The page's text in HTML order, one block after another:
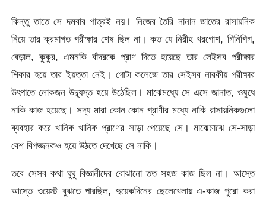
কিন্তু তাতে সে দমবার পাত্রই নয়। নিজের তৈরি নানান জাতের রাসায়নিক
নিয়ে তার ক্রমাগত পরীক্ষার শেষ ছিল না। কত যে নিরীহ খরগোশ, গিনিপিগ,
বেড়াল, কুকুর, এমনকি বাঁদরকে প্রাণ দিতে হয়েছে তার সেইসব পরীক্ষার
শিকার হয়ে তার ইয়ত্তা নেই। গোটা কলেজে তার সেইসব নারকীয় পরীক্ষার
উৎপাতে লোকজন উদ্ব্যস্ত হয়ে উঠেছিল। মাঝেমধ্যে সে এসে জানাত, ওষুধে
নাকি কাজ হয়েছে। সদ্য মারা কোন কোন প্রাণীর মধ্যে নাকি রাসায়নিকগুলো
ব্যবহার করে খানিক খানিক প্রাণের সাড়া পেয়েছে সে। মাঝেমাঝে সে-সাড়া
বেশ বিপজ্জনকও হয়ে উঠতে দেখেছে সে নাকি।
তবে সেসব কথা ঘুঘু বিজ্ঞানীদের বোঝানো তত সহজ কাজ ছিল না। আস্তে
আস্তে ওয়েস্ট বুঝতে পারছিল, দুয়েকদিনের ছেলেখেলায় এ-কাজ পুরো করা